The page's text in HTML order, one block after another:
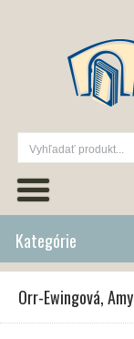
Kategórie
Orr-Ewingová, Amy